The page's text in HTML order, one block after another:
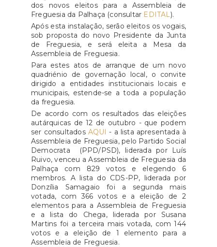
dos novos eleitos para a Assembleia de
Freguesia da Palhaça (consultar EDITAL ).
Após esta instalação, serão eleitos os vogais,
sob proposta do novo Presidente da Junta
de Freguesia, e será eleita a Mesa da
Assembleia de Freguesia.
Para estes atos de arranque de um novo
quadriénio de governação local, o convite
dirigido a entidades institucionais locais e
municipais, estende-se a toda a população
da freguesia.
De acordo com os resultados das eleições
autárquicas de 12 de outubro - que podem
ser consultados AQUI - a lista apresentada à
Assembleia de Freguesia, pelo Partido Social
Democrata (PPD/PSD), liderada por Luís
Ruivo, venceu a Assembleia de Freguesia da
Palhaça com 829 votos e elegendo 6
membros. A lista do CDS-PP, liderada por
Donzília Samagaio foi a segunda mais
votada, com 366 votos e a eleição de 2
elementos para a Assembleia de Freguesia
e a lista do Chega, liderada por Susana
Martins foi a terceira mais votada, com 144
votos e a eleição de 1 elemento para a
Assembleia de Freguesia.